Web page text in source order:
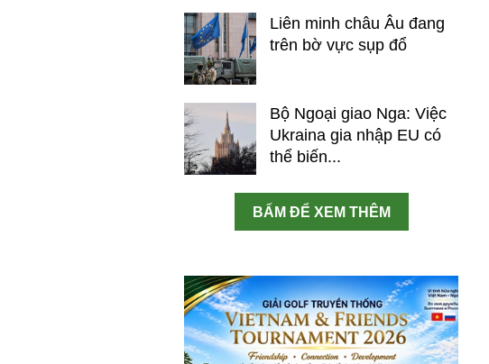
Liên minh châu Âu đang
trên bờ vực sụp đổ
Bộ Ngoại giao Nga: Việc
Ukraina gia nhập EU có
thể biến...
BẤM ĐỂ XEM THÊM